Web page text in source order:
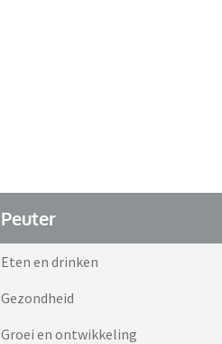
Peuter
Eten en drinken
Gezondheid
Groei en ontwikkeling